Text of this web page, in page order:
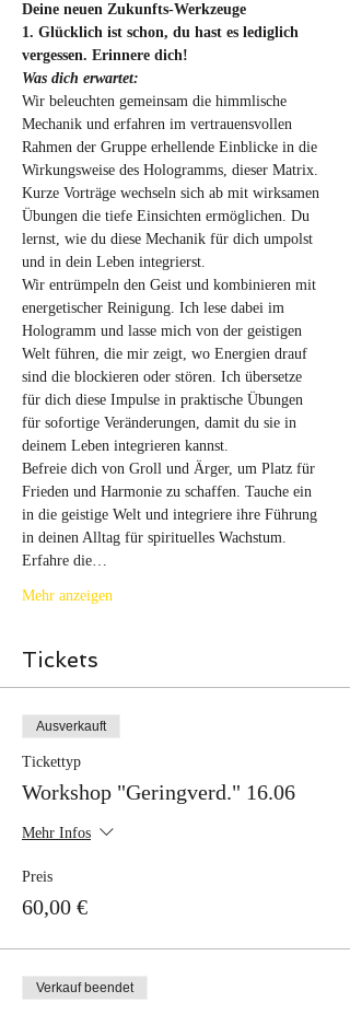
Deine neuen Zukunfts-Werkzeuge
1. Glücklich ist schon, du hast es lediglich
vergessen. Erinnere dich!
Was dich erwartet:
Wir beleuchten gemeinsam die himmlische
Mechanik und erfahren im vertrauensvollen
Rahmen der Gruppe erhellende Einblicke in die
Wirkungsweise des Hologramms, dieser Matrix.
Kurze Vorträge wechseln sich ab mit wirksamen
Übungen die tiefe Einsichten ermöglichen. Du
lernst, wie du diese Mechanik für dich umpolst
und in dein Leben integrierst.
Wir entrümpeln den Geist und kombinieren mit
energetischer Reinigung. Ich lese dabei im
Hologramm und lasse mich von der geistigen
Welt führen, die mir zeigt, wo Energien drauf
sind die blockieren oder stören. Ich übersetze
für dich diese Impulse in praktische Übungen
für sofortige Veränderungen, damit du sie in
deinem Leben integrieren kannst.
Befreie dich von Groll und Ärger, um Platz für
Frieden und Harmonie zu schaffen. Tauche ein
in die geistige Welt und integriere ihre Führung
in deinen Alltag für spirituelles Wachstum.
Erfahre die…
Mehr anzeigen
Tickets
Ausverkauft
Tickettyp
Workshop "Geringverd." 16.06
Mehr Infos
Preis
60,00 €
Verkauf beendet